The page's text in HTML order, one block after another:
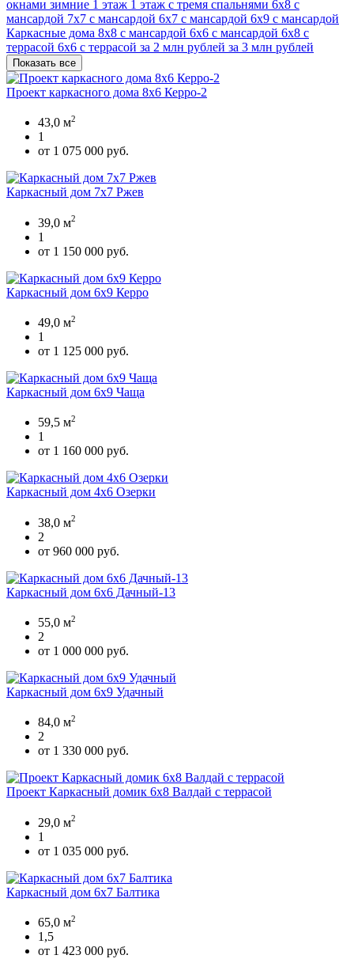
окнами зимние 1 этаж 1 этаж с тремя спальнями 6х8 с
мансардой 7х7 с мансардой 6х7 с мансардой 6x9 с мансардой
Каркасные дома 8х8 с мансардой 6х6 с мансардой 6х8 с
террасой 6x6 с террасой за 2 млн рублей за 3 млн рублей
Показать все
Проект каркасного дома 8х6 Керро-2
43,0 м2
1
от 1 075 000 руб.
Каркасный дом 7х7 Ржев
39,0 м2
1
от 1 150 000 руб.
Каркасный дом 6х9 Керро
49,0 м2
1
от 1 125 000 руб.
Каркасный дом 6х9 Чаща
59,5 м2
1
от 1 160 000 руб.
Каркасный дом 4х6 Озерки
38,0 м2
2
от 960 000 руб.
Каркасный дом 6х6 Дачный-13
55,0 м2
2
от 1 000 000 руб.
Каркасный дом 6х9 Удачный
84,0 м2
2
от 1 330 000 руб.
Проект Каркасный домик 6х8 Валдай с террасой
29,0 м2
1
от 1 035 000 руб.
Каркасный дом 6х7 Балтика
65,0 м2
1,5
от 1 423 000 руб.